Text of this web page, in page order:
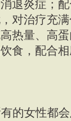
退炎症；
对治疗充
热量、高
食，配合
的女性都